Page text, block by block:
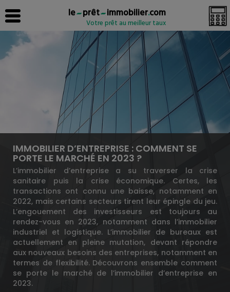
le prêt immobilier.com
Votre prêt au meilleur taux
IMMOBILIER D’ENTREPRISE : COMMENT SE
PORTE LE MARCHÉ EN 2023 ?
L’immobilier d’entreprise a su traverser la crise
sanitaire puis la crise économique. Certes, les
transactions ont connu une baisse, notamment en
2022, mais certains secteurs tirent leur épingle du jeu.
L’engouement des investisseurs est toujours au
rendez-vous en 2023, notamment dans l’immobilier
industriel et logistique. L’immobilier de bureaux est
actuellement en pleine mutation, devant répondre
aux nouveaux besoins des entreprises, notamment en
termes de flexibilité. Découvrons ensemble comment
se porte le marché de l’immobilier d’entreprise en
2023.